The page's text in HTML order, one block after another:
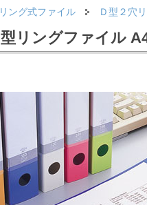
リング式ファイル Ｄ型２穴
リングファイル